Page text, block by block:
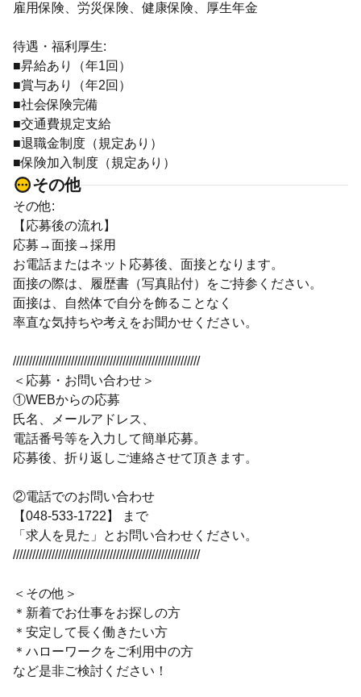
雇用保険、労災保険、健康保険、厚生年金
待遇・福利厚生:
■昇給あり（年1回）
■賞与あり（年2回）
■社会保険完備
■交通費規定支給
■退職金制度（規定あり）
■保険加入制度（規定あり）
その他
その他:
【応募後の流れ】
応募→面接→採用
お電話またはネット応募後、面接となります。
面接の際は、履歴書（写真貼付）をご持参ください。
面接は、自然体で自分を飾ることなく
率直な気持ちや考えをお聞かせください。
//////////////////////////////////////////////////////////
＜応募・お問い合わせ＞
①WEBからの応募
氏名、メールアドレス、
電話番号等を入力して簡単応募。
応募後、折り返しご連絡させて頂きます。
②電話でのお問い合わせ
【048-533-1722】 まで
「求人を見た」とお問い合わせください。
//////////////////////////////////////////////////////////
＜その他＞
＊新着でお仕事をお探しの方
＊安定して長く働きたい方
＊ハローワークをご利用中の方
など是非ご検討ください！